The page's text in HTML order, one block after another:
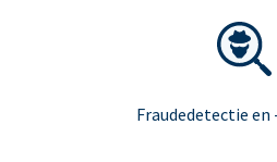
Fraudedetectie en